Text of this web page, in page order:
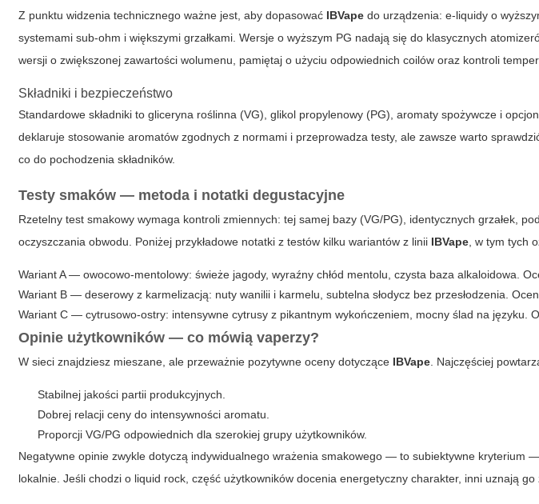
Z punktu widzenia technicznego ważne jest, aby dopasować IBVape do urządzenia: e-liquidy o
systemami sub-ohm i większymi grzałkami. Wersje o wyższym PG nadają się do klasycznych
wersji o zwiększonej zawartości wolumenu, pamiętaj o użyciu odpowiednich coilów oraz kontroli
Składniki i bezpieczeństwo
Standardowe składniki to gliceryna roślinna (VG), glikol propylenowy (PG), aromaty spożywcze i
deklaruje stosowanie aromatów zgodnych z normami i przeprowadza testy, ale zawsze warto
co do pochodzenia składników.
Testy smaków — metoda i notatki degustacyjne
Rzetelny test smakowy wymaga kontroli zmiennych: tej samej bazy (VG/PG), identycznych grzałek,
oczyszczania obwodu. Poniżej przykładowe notatki z testów kilku wariantów z linii IBVape , w tym tych
Wariant A — owocowo-mentolowy: świeże jagody, wyraźny chłód mentolu, czysta baza alkaloidowa.
Wariant B — deserowy z karmelizacją: nuty wanilii i karmelu, subtelna słodycz bez przesłodzenia.
Wariant C — cytrusowo-ostry: intensywne cytrusy z pikantnym wykończeniem, mocny ślad na języku.
Opinie użytkowników — co mówią vaperzy?
W sieci znajdziesz mieszane, ale przeważnie pozytywne oceny dotyczące IBVape . Najczęściej
Stabilnej jakości partii produkcyjnych.
Dobrej relacji ceny do intensywności aromatu.
Proporcji VG/PG odpowiednich dla szerokiej grupy użytkowników.
Negatywne opinie zwykle dotyczą indywidualnego wrażenia smakowego — to subiektywne kryterium
lokalnie. Jeśli chodzi o liquid rock , część użytkowników docenia energetyczny charakter, inni uznają